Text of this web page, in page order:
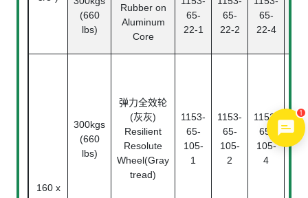
(660
lbs)
Rubber on
Aluminum
Core
65-
22-1
65-
22-2
65-
22-4
160 x
300kgs
(660
lbs)
弹力全效轮
(灰灰)
Resilient
Resolute
Wheel(Gray
tread)
1153-
65-
105-
1
1153-
65-
105-
2
1153-
65-
105-
4
1